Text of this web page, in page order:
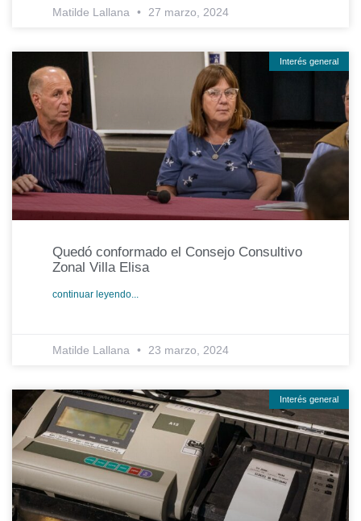
Matilde Lallana 27 marzo, 2024
Interés general
Quedó conformado el Consejo Consultivo
Zonal Villa Elisa
continuar leyendo...
Matilde Lallana 23 marzo, 2024
Interés general